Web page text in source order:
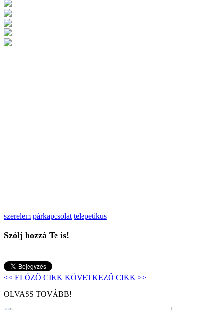
szerelem párkapcsolat telepetikus
Szólj hozzá Te is!
<< ELŐZŐ CIKK KÖVETKEZŐ CIKK >>
OLVASS TOVÁBB!